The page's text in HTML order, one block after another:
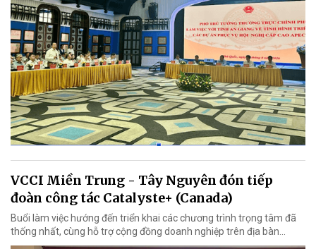
VCCI Miền Trung - Tây Nguyên đón tiếp
đoàn công tác Catalyste+ (Canada)
Buổi làm việc hướng đến triển khai các chương trình trọng tâm đã
thống nhất, cùng hỗ trợ cộng đồng doanh nghiệp trên địa bàn...